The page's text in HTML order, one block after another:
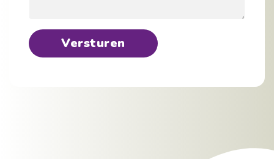
Versturen